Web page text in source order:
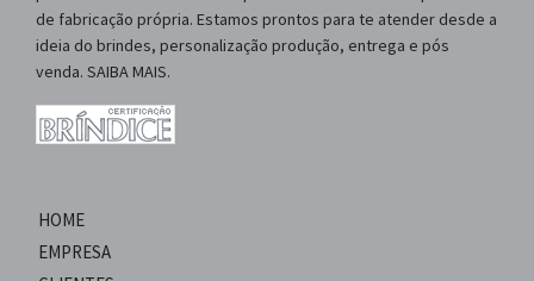
de fabricação própria. Estamos prontos para te atender desde a
ideia do brindes, personalização produção, entrega e pós
venda. SAIBA MAIS.
HOME
EMPRESA